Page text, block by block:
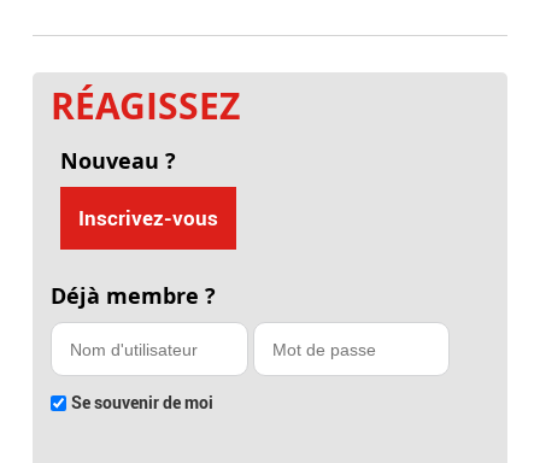
RÉAGISSEZ
Nouveau ?
Inscrivez-vous
Déjà membre ?
Se souvenir de moi